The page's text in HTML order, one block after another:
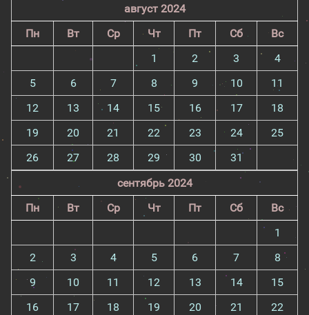
август 2024
Пн
Вт Ср Чт Пт Сб
Вс
1
2 3
4
5
6 7 8 9 10
11
12
13 14 15 16 17
18
19
20 21 22 23 24
25
26
27 28 29 30
31
сентябрь 2024
Пн
Вт Ср Чт Пт Сб
Вс
1
2
3 4 5 6 7
8
9
10 11 12 13 14
15
16
17 18 19 20 21
22